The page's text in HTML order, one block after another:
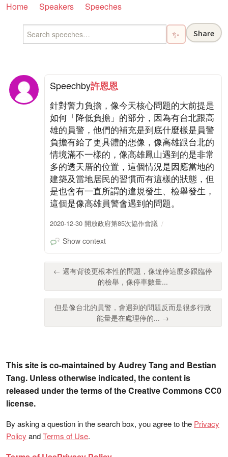
Home Speakers Speeches
✨ Share
Speechby許恩恩
針對警力負擔，像今天核心問題的大前提是
如何「降低負擔」的部分，因為有台北跟高
雄的員警，他們的補充是到底什麼樣是員警
負擔有給了更具體的想像，像高雄跟台北的
情境滿不一樣的，像高雄鳳山遇到的是非常
多的透天厝的位置，這個情況是因應當地的
建築及當地居民的習慣而有這樣的狀態，但
是也會有一直所謂的違規發生、檢舉發生，
這個是像高雄員警會遇到的問題。
2020-12-30 開放政府第85次協作會議
Show context
← 還有背後更根本性的問題，像違停這麼多跟臨停
的檢舉，像停車數量...
但是像台北的員警，會遇到的問題反而是很多行政
能量是在處理停的... →
This site is co-maintained by Audrey Tang and Bestian
Tang. Unless otherwise indicated, the content is
released under the terms of the Creative Commons CC0
license.
By asking a question in the search box, you agree to the Privacy
Policy andTerms of Use.